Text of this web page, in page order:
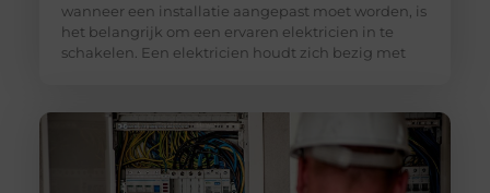
wanneer een installatie aangepast moet worden, is
het belangrijk om een ervaren elektricien in te
schakelen. Een elektricien houdt zich bezig met